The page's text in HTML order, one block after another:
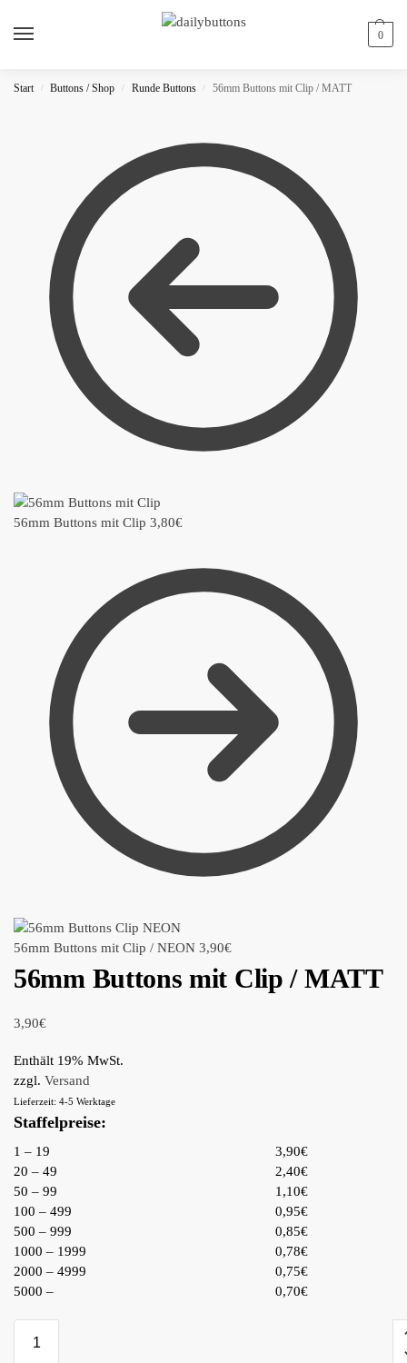
0
Start / Buttons / Shop / Runde Buttons / 56mm Buttons mit Clip / MATT
56mm Buttons mit Clip 3,80€
56mm Buttons mit Clip / NEON 3,90€
56mm Buttons mit Clip / MATT
3,90€
Enthält 19% MwSt.
zzgl. Versand
Lieferzeit: 4-5 Werktage
Staffelpreise:
1 – 19
3,90€
20 – 49
2,40€
50 – 99
1,10€
100 – 499
0,95€
500 – 999
0,85€
1000 – 1999
0,78€
2000 – 4999
0,75€
5000 –
0,70€